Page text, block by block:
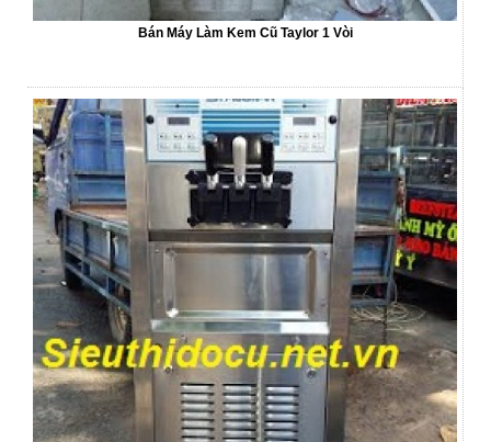
Bán Máy Làm Kem Cũ Taylor 1 Vòi